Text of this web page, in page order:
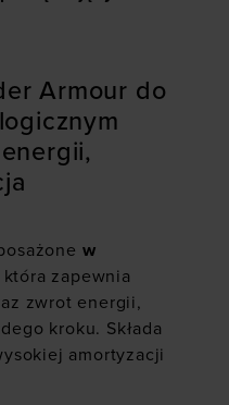
Armour do
w
która zapewnia
zwrot energii,
kroku. Składa
amortyzacji